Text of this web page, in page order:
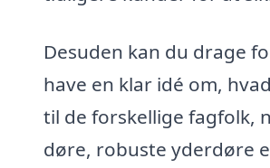
Desuden kan du drage
have en klar idé om,
til de forskellige fagfolk,
døre, robuste yderdøre